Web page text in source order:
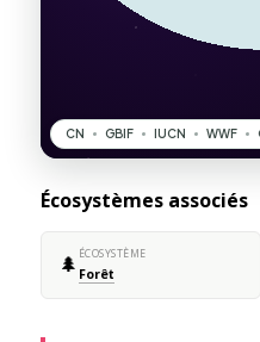
Écosystèmes associés
🌲 ÉCOSYSTÈME
Forêt